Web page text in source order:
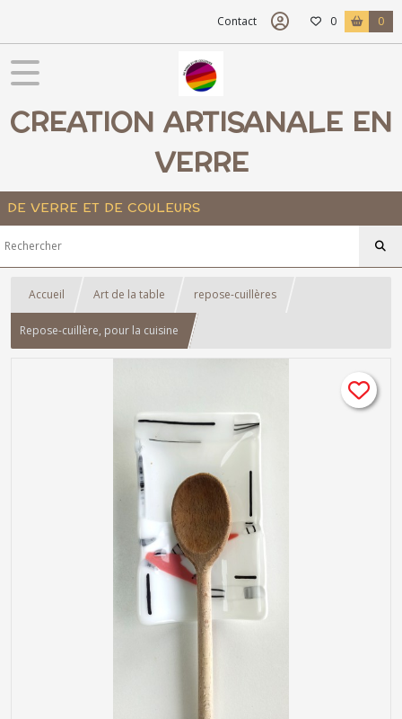
Contact 0 0
CREATION ARTISANALE EN
VERRE
DE VERRE ET DE COULEURS
Accueil Art de la table repose-cuillères
Repose-cuillère, pour la cuisine